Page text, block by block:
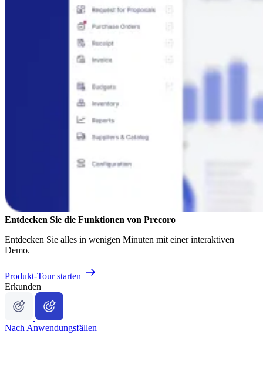
Entdecken Sie die Funktionen von Precoro
Entdecken Sie alles in wenigen Minuten mit einer interaktiven
Demo.
Produkt-Tour starten
Erkunden
Nach Anwendungsfällen